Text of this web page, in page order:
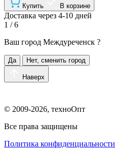
Купить В корзине
Доставка через 4-10 дней
1 / 6
Ваш город Междуреченск ?
Да Нет, сменить город
Наверх
© 2009-2026, техноОпт
Все права защищены
Политика конфиденциальности